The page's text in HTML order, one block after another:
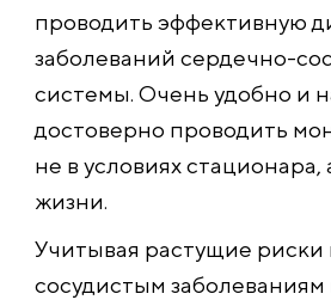
проводить эффективную
заболеваний сердечно-
системы. Очень удобно и
достоверно проводить
не в условиях стационара,
жизни.
Учитывая растущие
сосудистым заболеваниям